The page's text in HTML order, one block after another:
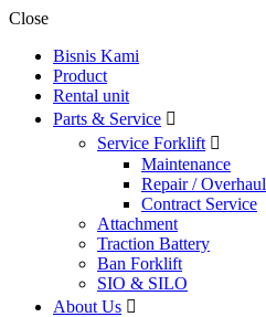
Close
Bisnis Kami
Product
Rental unit
Parts & Service
Service Forklift
Maintenance
Repair / Overhaul
Contract Service
Attachment
Traction Battery
Ban Forklift
SIO & SILO
About Us